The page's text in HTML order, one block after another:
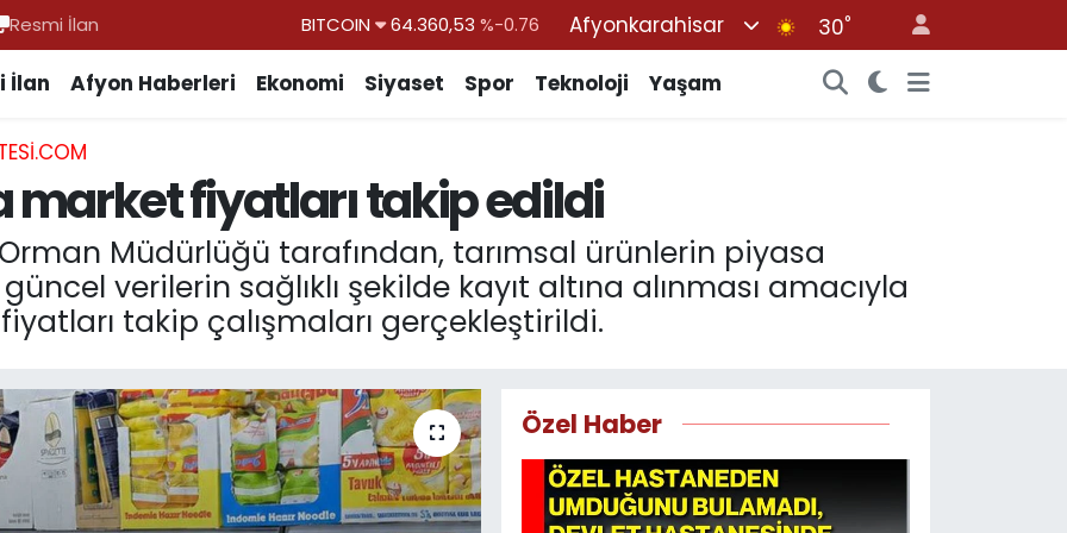
Resmi İlan DOLAR 47,7069 %0.17
BİST100
13.887%64
BITCOIN
64.360,53
Afyonkarahisar 30°
İlan Afyon Haberleri Ekonomi Siyaset Spor Teknoloji Yaşam
market fiyatları takip edildi
Müdürlüğü tarafından, tarımsal ürünlerin piyasa
verilerin sağlıklı şekilde kayıt altına alınması amacıyla
takip çalışmaları gerçekleştirildi.
Özel Haber